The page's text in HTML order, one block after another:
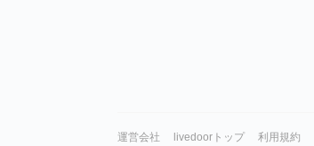
運営会社 livedoorトップ 利用規約